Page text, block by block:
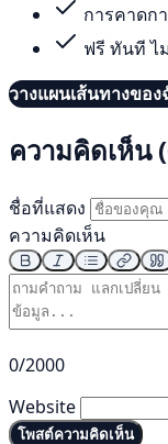
การคาดก
ฟรี ทันที ไ
วางแผนเส้นทางขอ
ความคิดเห็น
ชื่อที่แสดง
ความคิดเห็น
0/2000
Website
โพสต์ความคิดเห็น